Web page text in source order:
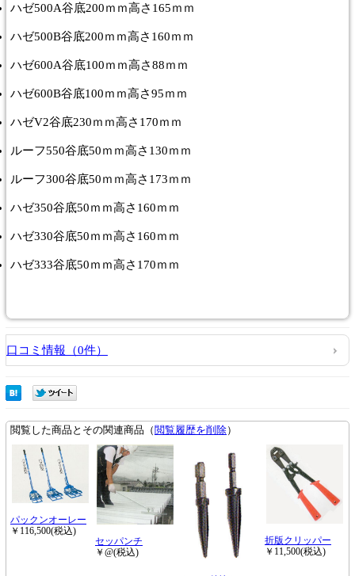
ハゼ500A谷底200ｍｍ高さ165ｍｍ
ハゼ500B谷底200ｍｍ高さ160ｍｍ
ハゼ600A谷底100ｍｍ高さ88ｍｍ
ハゼ600B谷底100ｍｍ高さ95ｍｍ
ハゼV2谷底230ｍｍ高さ170ｍｍ
ルーフ550谷底50ｍｍ高さ130ｍｍ
ルーフ300谷底50ｍｍ高さ173ｍｍ
ハゼ350谷底50ｍｍ高さ160ｍｍ
ハゼ330谷底50ｍｍ高さ160ｍｍ
ハゼ333谷底50ｍｍ高さ170ｍｍ
口コミ情報（0件）